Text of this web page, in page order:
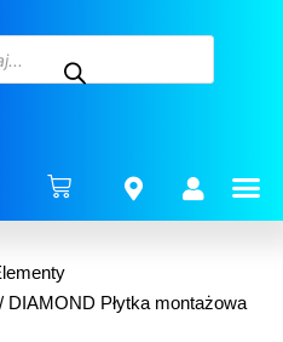
/ DIAMOND Płytka montażowa